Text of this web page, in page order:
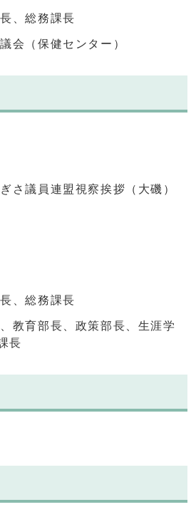
、総務課長
会（保健センター）
さ議員連盟視察挨拶（大磯）
、総務課長
教育部長、政策部長、生涯学
長